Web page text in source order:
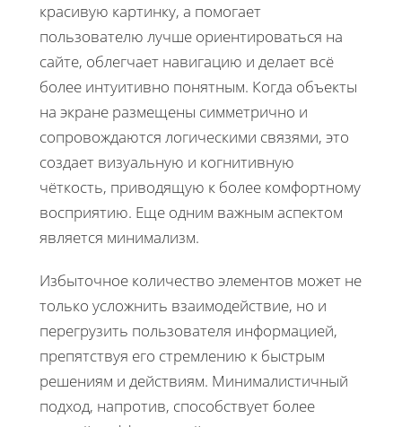
красивую картинку, а помогает
пользователю лучше ориентироваться на
сайте, облегчает навигацию и делает всё
более интуитивно понятным. Когда объекты
на экране размещены симметрично и
сопровождаются логическими связями, это
создает визуальную и когнитивную
чёткость, приводящую к более комфортному
восприятию. Еще одним важным аспектом
является минимализм.
Избыточное количество элементов может не
только усложнить взаимодействие, но и
перегрузить пользователя информацией,
препятствуя его стремлению к быстрым
решениям и действиям. Минималистичный
подход, напротив, способствует более